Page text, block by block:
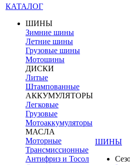
КАТАЛОГ
ШИНЫ
Зимние шины
Летние шины
Грузовые шины
Мотошины
ДИСКИ
Литые
Штампованные
АККУМУЛЯТОРЫ
Легковые
Грузовые
Мотоаккумуляторы
МАСЛА
Моторные
Трансмиссионные
Антифриз и Тосол
ШИНЫ